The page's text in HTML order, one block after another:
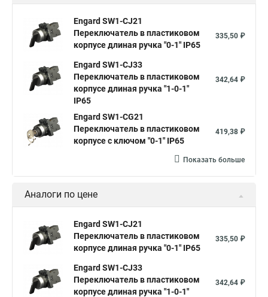
Engard SW1-CJ21
Переключатель в пластиковом
корпусе длиная ручка "0-1" IP65
335,50 ₽
Engard SW1-CJ33
Переключатель в пластиковом
корпусе длиная ручка "1-0-1"
IP65
342,64 ₽
Engard SW1-CG21
Переключатель в пластиковом
корпусе с ключом "0-1" IP65
419,38 ₽
Показать больше
Аналоги по цене
Engard SW1-CJ21
Переключатель в пластиковом
корпусе длиная ручка "0-1" IP65
335,50 ₽
Engard SW1-CJ33
Переключатель в пластиковом
корпусе длиная ручка "1-0-1"
342,64 ₽